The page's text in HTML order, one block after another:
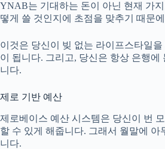
YNAB는 기대하는 돈이 아닌 현재 가
떻게 쓸 것인지에 초점을 맞추기 때문
이것은 당신이 빚 없는 라이프스타일
이 됩니다. 그리고, 당신은 항상 은행에
니다.
제로 기반 예산
제로베이스 예산 시스템은 당신이 번
할 수 있게 해줍니다. 그래서 월말에 아
니다.